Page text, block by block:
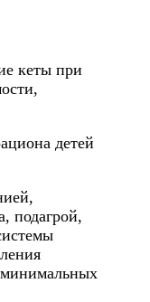
кеты при
детей
подагрой,
минимальных